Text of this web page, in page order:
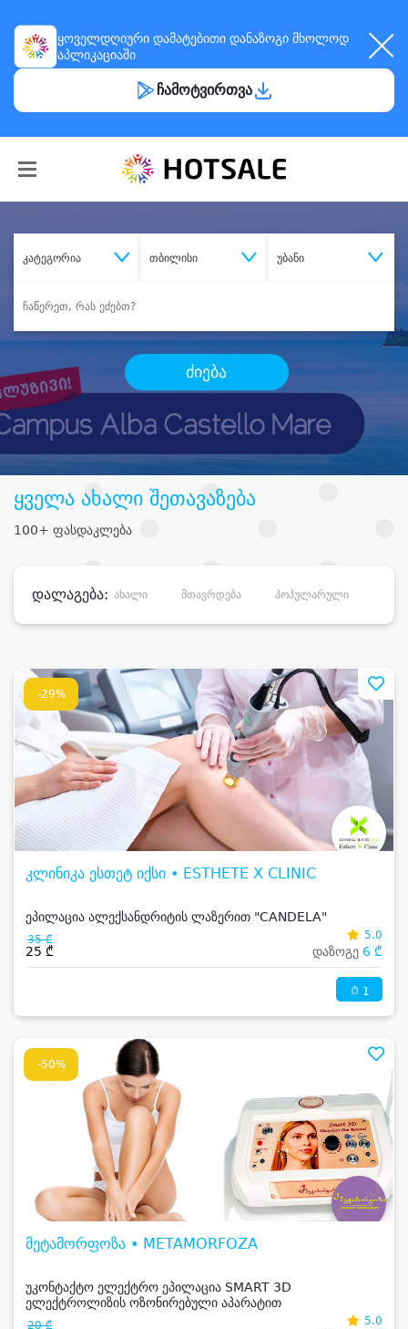
ყოველდღიური დამატებითი დანაზოგი მხოლოდ
აპლიკაციაში
ჩამოტვირთვა
კატეგორია თბილისი უბანი
ძიება
ყველა ახალი შეთავაზება
100+ ფასდაკლება
დალაგება: ახალი მთავრდება პოპულარული
-29%
კლინიკა ესთეტ იქსი • ESTHETE X CLINIC
ეპილაცია ალექსანდრიტის ლაზერით "CANDELA"
35 ₾
25 ₾
5.0
დაზოგე 6 ₾
1
-50%
მეტამორფოზა • METAMORFOZA
უკონტაქტო ელექტრო ეპილაცია SMART 3D
ელექტროლიზის ოზონირებული აპარატით
20 ₾ 5.0